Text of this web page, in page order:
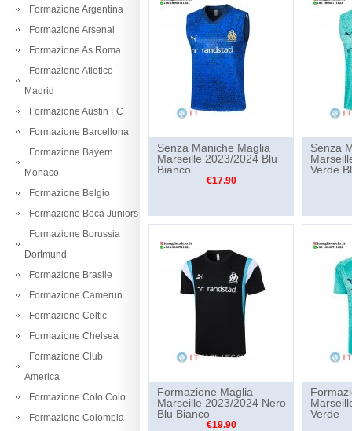
Formazione Argentina
Formazione Arsenal
Formazione As Roma
Formazione Atletico
Madrid
Formazione Austin FC
Formazione Barcellona
Formazione Bayern
Monaco
Formazione Belgio
Formazione Boca Juniors
Formazione Borussia
Dortmund
Formazione Brasile
Formazione Camerun
Formazione Celtic
Formazione Chelsea
Formazione Club
America
Formazione Colo Colo
Formazione Colombia
Senza Maniche Maglia
Marseille 2023/2024 Blu
Bianco
€17.90
Senza
Verde
Formazione Maglia
Marseille 2023/2024 Nero
Blu Bianco
€19.90
Verde